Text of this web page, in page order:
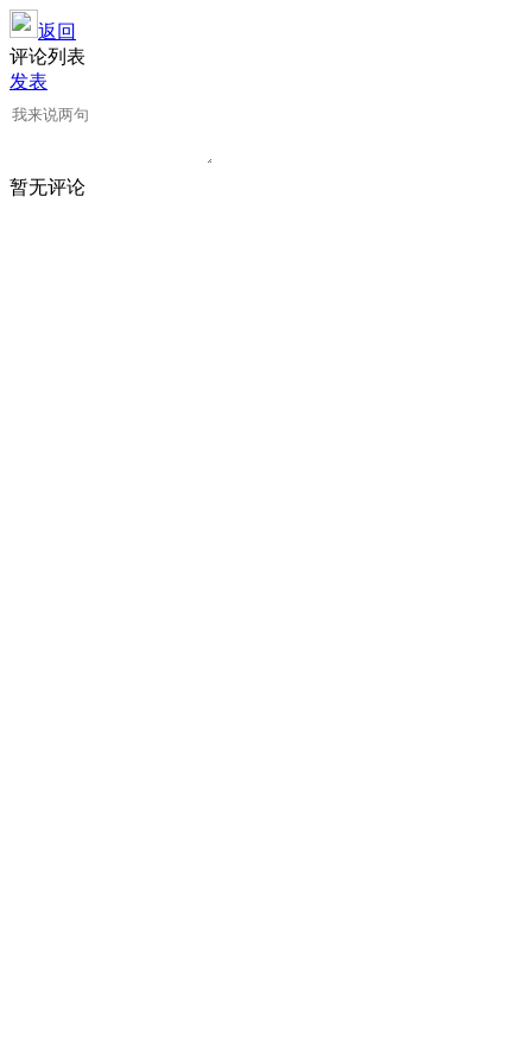
返回
评论列表
发表
暂无评论